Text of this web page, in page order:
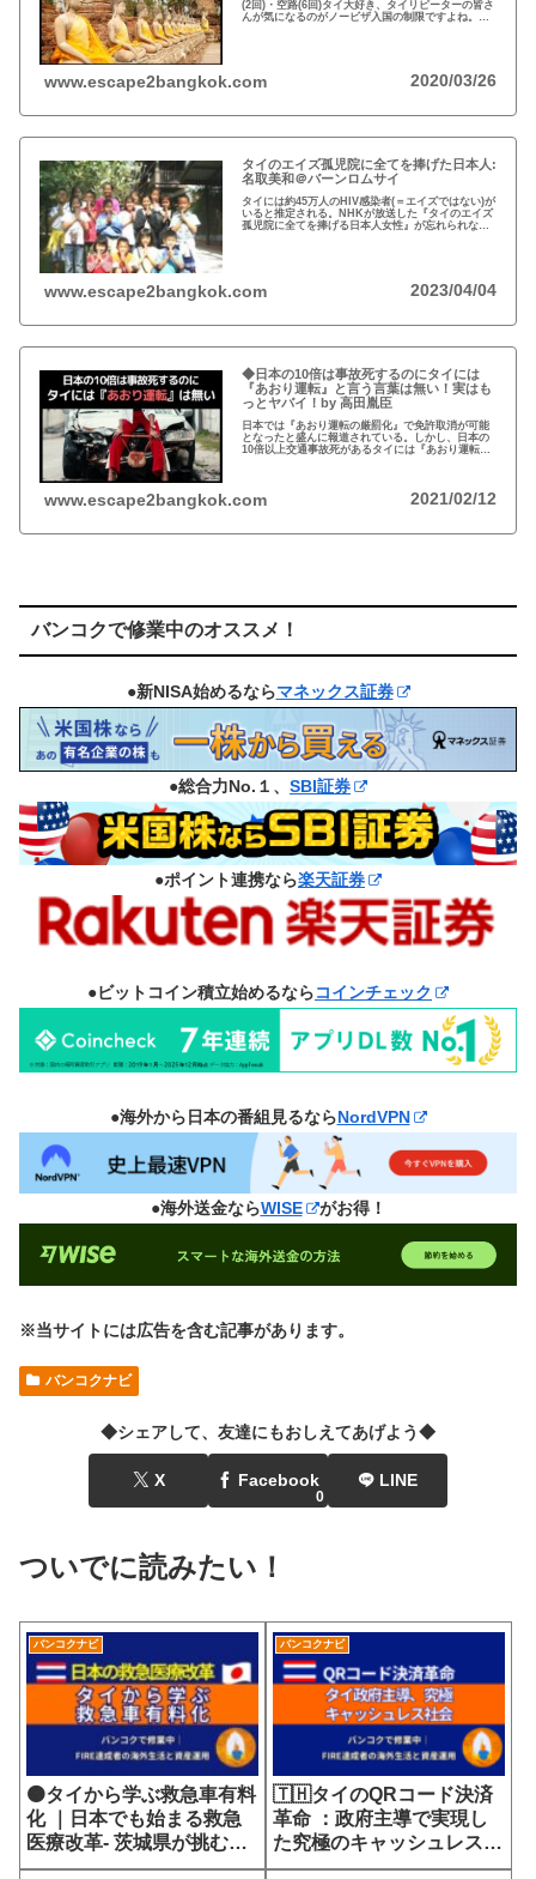
(2回)・空路(6回)タイ大好き、タイリピーターの皆さ
んが気になるのがノービザ入国の制限ですよね。近
www.escape2bangkok.com 2020/03/26
タイのエイズ孤児院に全てを捧げた日本人:
名取美和＠バーンロムサイ
タイには約45万人のHIV感染者(＝エイズではない)が
いると推定される。NHKが放送した『タイのエイズ
孤児院に全てを捧げる日本人女性』が忘れられな
www.escape2bangkok.com 2023/04/04
◆日本の10倍は事故死するのにタイには
『あおり運転』と言う言葉は無い！実はも
っとヤバイ！by 高田胤臣
日本では『あおり運転の厳罰化』で免許取消が可能
となったと盛んに報道されている。しかし、日本の
10倍以上交通事故死があるタイには『あおり運転』
www.escape2bangkok.com 2021/02/12
バンコクで修業中のオススメ！
●新NISA始めるならマネックス証券
●総合力No.１、 SBI証券
●ポイント連携なら楽天証券
●ビットコイン積立始めるならコインチェック
●海外から日本の番組見るならNordVPN
●海外送金ならWISE がお得！
※当サイトには広告を含む記事があります。
バンコクナビ
◆シェアして、友達にもおしえてあげよう◆
X Facebook
0
LINE
ついでに読みたい！
バンコクナビ
🟠タイから学ぶ救急車有料
化 ｜日本でも始まる救急
医療改革- 茨城県が挑む
7700円の選定療養費が示
バンコクナビ
🇹🇭タイのQRコード決済
革命 ：政府主導で実現し
た究極のキャッシュレス社
会